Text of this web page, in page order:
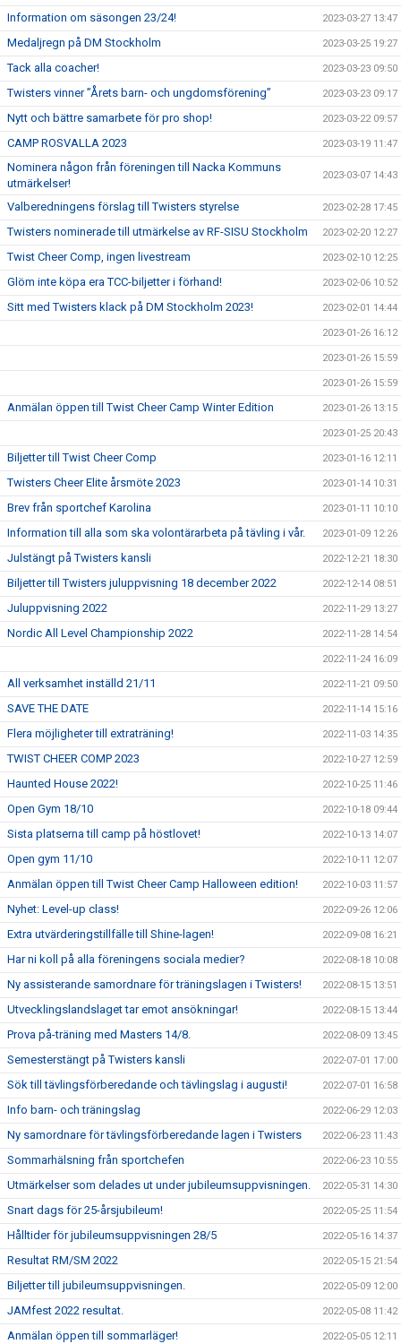
Information om säsongen 23/24! 2023-03-27 13:47
Medaljregn på DM Stockholm 2023-03-25 19:27
Tack alla coacher! 2023-03-23 09:50
Twisters vinner ”Årets barn- och ungdomsförening” 2023-03-23 09:17
Nytt och bättre samarbete för pro shop! 2023-03-22 09:57
CAMP ROSVALLA 2023 2023-03-19 11:47
Nominera någon från föreningen till Nacka Kommuns
utmärkelser!
2023-03-07 14:43
Valberedningens förslag till Twisters styrelse 2023-02-28 17:45
Twisters nominerade till utmärkelse av RF-SISU Stockholm 2023-02-20 12:27
Twist Cheer Comp, ingen livestream 2023-02-10 12:25
Glöm inte köpa era TCC-biljetter i förhand! 2023-02-06 10:52
Sitt med Twisters klack på DM Stockholm 2023! 2023-02-01 14:44
2023-01-26 16:12
2023-01-26 15:59
2023-01-26 15:59
Anmälan öppen till Twist Cheer Camp Winter Edition 2023-01-26 13:15
2023-01-25 20:43
Biljetter till Twist Cheer Comp 2023-01-16 12:11
Twisters Cheer Elite årsmöte 2023 2023-01-14 10:31
Brev från sportchef Karolina 2023-01-11 10:10
Information till alla som ska volontärarbeta på tävling i vår. 2023-01-09 12:26
Julstängt på Twisters kansli 2022-12-21 18:30
Biljetter till Twisters juluppvisning 18 december 2022 2022-12-14 08:51
Juluppvisning 2022 2022-11-29 13:27
Nordic All Level Championship 2022 2022-11-28 14:54
2022-11-24 16:09
All verksamhet inställd 21/11 2022-11-21 09:50
SAVE THE DATE 2022-11-14 15:16
Flera möjligheter till extraträning! 2022-11-03 14:35
TWIST CHEER COMP 2023 2022-10-27 12:59
Haunted House 2022! 2022-10-25 11:46
Open Gym 18/10 2022-10-18 09:44
Sista platserna till camp på höstlovet! 2022-10-13 14:07
Open gym 11/10 2022-10-11 12:07
Anmälan öppen till Twist Cheer Camp Halloween edition! 2022-10-03 11:57
Nyhet: Level-up class! 2022-09-26 12:06
Extra utvärderingstillfälle till Shine-lagen! 2022-09-08 16:21
Har ni koll på alla föreningens sociala medier? 2022-08-18 10:08
Ny assisterande samordnare för träningslagen i Twisters! 2022-08-15 13:51
Utvecklingslandslaget tar emot ansökningar! 2022-08-15 13:44
Prova på-träning med Masters 14/8. 2022-08-09 13:45
Semesterstängt på Twisters kansli 2022-07-01 17:00
Sök till tävlingsförberedande och tävlingslag i augusti! 2022-07-01 16:58
Info barn- och träningslag 2022-06-29 12:03
Ny samordnare för tävlingsförberedande lagen i Twisters 2022-06-23 11:43
Sommarhälsning från sportchefen 2022-06-23 10:55
Utmärkelser som delades ut under jubileumsuppvisningen. 2022-05-31 14:30
Snart dags för 25-årsjubileum! 2022-05-25 11:54
Hålltider för jubileumsuppvisningen 28/5 2022-05-16 14:37
Resultat RM/SM 2022 2022-05-15 21:54
Biljetter till jubileumsuppvisningen. 2022-05-09 12:00
JAMfest 2022 resultat. 2022-05-08 11:42
Anmälan öppen till sommarläger! 2022-05-05 12:11